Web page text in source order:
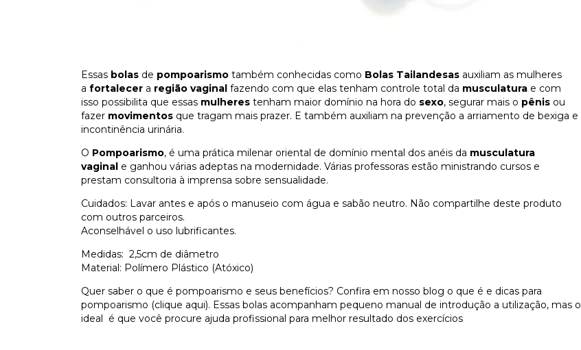
Essas bolas de pompoarismo também conhecidas como Bolas Tailandesas auxiliam as mulheres
a fortalecer a região vaginal fazendo com que elas tenham controle total da musculatura e com
isso possibilita que essas mulheres tenham maior domínio na hora do sexo, segurar mais o pênis ou
fazer movimentos que tragam mais prazer. E também auxiliam na prevenção a arriamento de bexiga e
incontinência urinária.
O Pompoarismo, é uma prática milenar oriental de domínio mental dos anéis da musculatura
vaginal e ganhou várias adeptas na modernidade. Várias professoras estão ministrando cursos e
prestam consultoria à imprensa sobre sensualidade.
Cuidados: Lavar antes e após o manuseio com água e sabão neutro. Não compartilhe deste produto
com outros parceiros.
Aconselhável o uso lubrificantes.
Medidas: 2,5cm de diâmetro
Material: Polímero Plástico (Atóxico)
Quer saber o que é pompoarismo e seus benefícios? Confira em nosso blog o que é e dicas para
pompoarismo (clique aqui). Essas bolas acompanham pequeno manual de introdução a utilização, mas o
ideal é que você procure ajuda profissional para melhor resultado dos exercícios